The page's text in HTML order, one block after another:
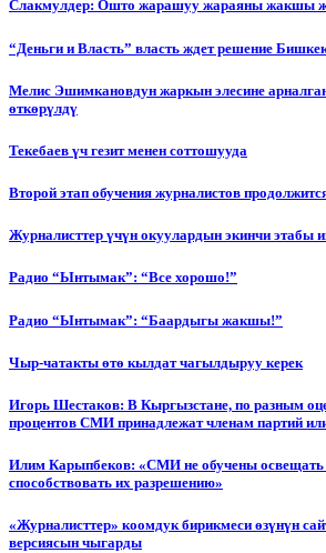
Слакмулдер: Ошто жарашуу жараяны жакшы
“Деньги и Власть” власть ждет решение
Мелис Эшимкановдун жаркын элесине
өткөрүлдү
Текебаев үч гезит менен соттошууда
Второй этап обучения журналистов
Журналисттер үчүн окуулардын экинчи этабы
Радио “Ынтымак”: “Все хорошо!”
Радио “Ынтымак”: “Баардыгы жакшы!”
Чыр-чатакты өтө кылдат чагылдыруу керек
Игорь Шестаков: В Кыргызстане, по разным
процентов СМИ принадлежат членам партий
Илим Карыпбеков: «СМИ не обучены
способствовать их разрешению»
«Журналисттер» коомдук бирикмеси өзүнүн
версиясын чыгарды